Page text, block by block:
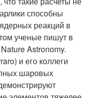
способны
реакций в
ученые пишут в
Astronomy.
и его коллеги
шаровых